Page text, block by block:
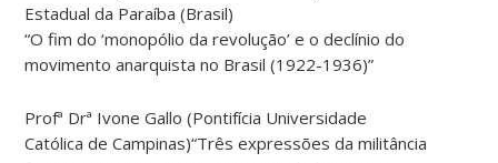
Estadual da Paraíba (Brasil)
“O fim do ‘monopólio da revolução’ e o declínio do
movimento anarquista no Brasil (1922-1936)”
Profª Drª Ivone Gallo (Pontifícia Universidade
Católica de Campinas)“Três expressões da militância